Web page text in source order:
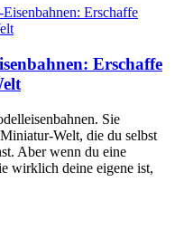
Erschaffe
Sie
Welt, die du selbst
Aber wenn du eine
wirklich deine eigene ist,